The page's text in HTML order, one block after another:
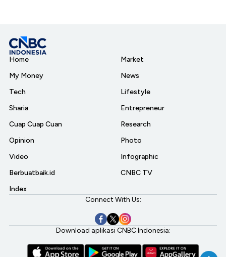
Home
My Money
Tech
Sharia
Cuap Cuap Cuan
Opinion
Video
Berbuatbaik.id
Index
Market
News
Lifestyle
Entrepreneur
Research
Photo
Infographic
CNBC TV
Connect With Us:
Download aplikasi CNBC Indonesia: